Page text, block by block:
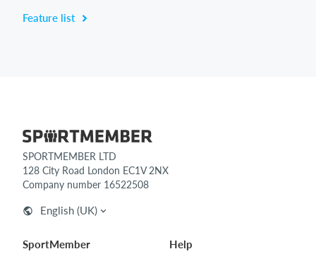
Feature list
SPORTMEMBER LTD
128 City Road London EC1V 2NX
Company number 16522508
English (UK)
SportMember
Help